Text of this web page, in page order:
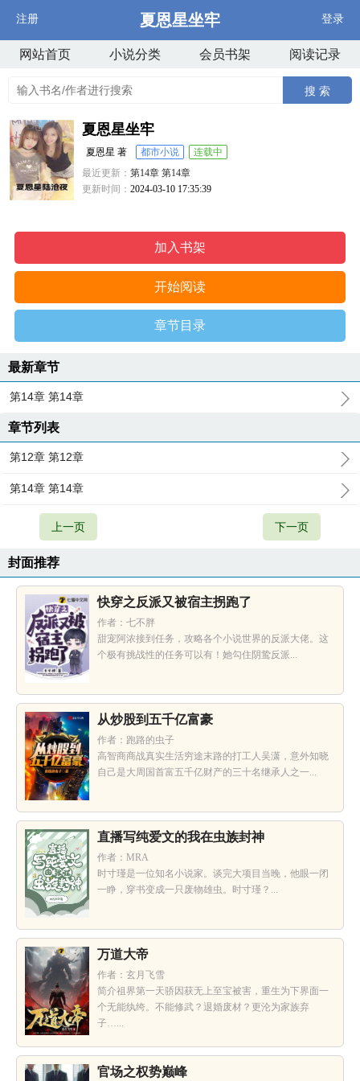
注册 夏恩星坐牢 登录
网站首页 小说分类 会员书架 阅读记录
搜 索
夏恩星坐牢
夏恩星 著 都市小说
连载中
最近更新：第14章 第14章
更新时间：2024-03-10 17:35:39
加入书架
开始阅读
章节目录
最新章节
第14章 第14章
章节列表
第12章 第12章
第14章 第14章
上一页 下一页
封面推荐
快穿之反派又被宿主拐跑了
作者：七不胖
甜宠阿浓接到任务，攻略各个小说世界的反派大佬。这
个极有挑战性的任务可以有！她勾住阴鸷反派...
从炒股到五千亿富豪
作者：跑路的虫子
高智商商战真实生活穷途末路的打工人吴潇，意外知晓
自己是大周国首富五千亿财产的三十名继承人之一...
直播写纯爱文的我在虫族封神
作者：MRA
时寸瑾是一位知名小说家。谈完大项目当晚，他眼一闭
一睁，穿书变成一只废物雄虫。时寸瑾？...
万道大帝
作者：玄月飞雪
简介祖界第一天骄因获无上至宝被害，重生为下界面一
个无能纨绔。不能修武？退婚废材？更沦为家族弃
子…...
官场之权势巅峰